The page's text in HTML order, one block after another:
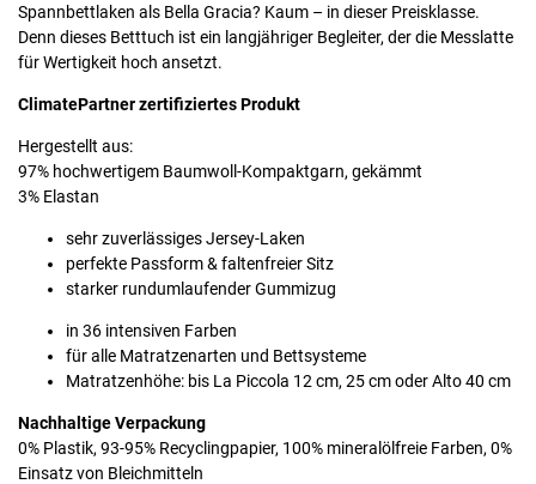
Spannbettlaken als Bella Gracia? Kaum – in dieser Preisklasse.
Denn dieses Betttuch ist ein langjähriger Begleiter, der die Messlatte
für Wertigkeit hoch ansetzt.
ClimatePartner zertifiziertes Produkt
Hergestellt aus:
97% hochwertigem Baumwoll-Kompaktgarn, gekämmt
3% Elastan
sehr zuverlässiges Jersey-Laken
perfekte Passform & faltenfreier Sitz
starker rundumlaufender Gummizug
in 36 intensiven Farben
für alle Matratzenarten und Bettsysteme
Matratzenhöhe: bis La Piccola 12 cm, 25 cm oder Alto 40 cm
Nachhaltige Verpackung
0% Plastik, 93-95% Recyclingpapier, 100% mineralölfreie Farben, 0%
Einsatz von Bleichmitteln